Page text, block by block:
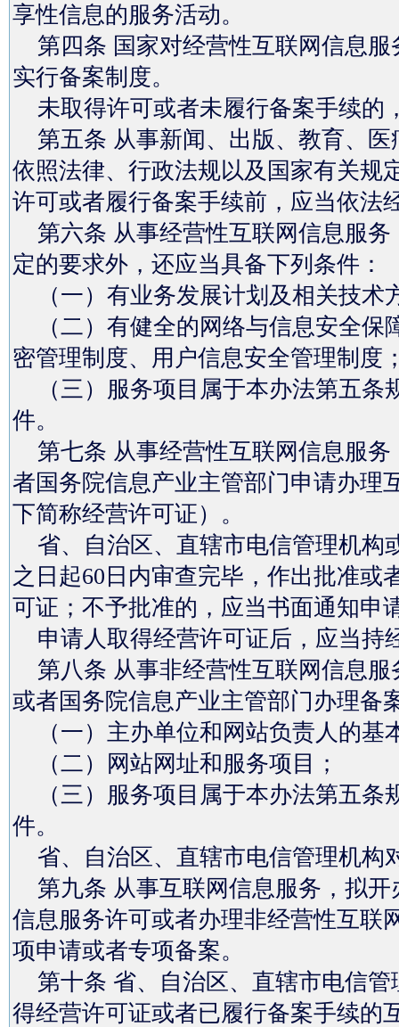
享性信息的服务活动。
第四条 国家对经营性互联网信息服
实行备案制度。
未取得许可或者未履行备案手续的
第五条 从事新闻、出版、教育、医
依照法律、行政法规以及国家有关规
许可或者履行备案手续前，应当依法
第六条 从事经营性互联网信息服务
定的要求外，还应当具备下列条件：
（一）有业务发展计划及相关技术
（二）有健全的网络与信息安全保
密管理制度、用户信息安全管理制度
（三）服务项目属于本办法第五条
件。
第七条 从事经营性互联网信息服务
者国务院信息产业主管部门申请办理
下简称经营许可证）。
省、自治区、直辖市电信管理机构
之日起60日内审查完毕，作出批准或
可证；不予批准的，应当书面通知申
申请人取得经营许可证后，应当持
第八条 从事非经营性互联网信息服
或者国务院信息产业主管部门办理备
（一）主办单位和网站负责人的基
（二）网站网址和服务项目；
（三）服务项目属于本办法第五条
件。
省、自治区、直辖市电信管理机构
第九条 从事互联网信息服务，拟开
信息服务许可或者办理非经营性互联
项申请或者专项备案。
第十条 省、自治区、直辖市电信管
得经营许可证或者已履行备案手续的